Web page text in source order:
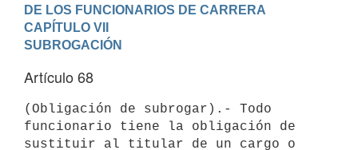
DE LOS FUNCIONARIOS DE CARRERA
CAPÍTULO VII
SUBROGACIÓN
Artículo 68
(Obligación de subrogar).- Todo
funcionario tiene la obligación de
sustituir al titular de un cargo o